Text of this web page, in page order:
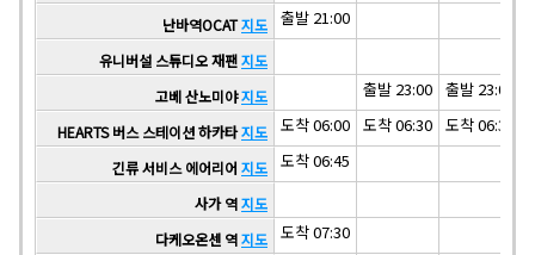
난바역OCAT지도 출발 21:00
유니버설 스튜디오 재팬지도
고베 산노미야지도 출발 23:00 출발 23:00
HEARTS 버스 스테이션 하카타지도 도착 06:00 도착 06:30 도착 06:30
긴류 서비스 에어리어 지도 도착 06:45
사가 역지도
다케오온센 역지도 도착 07:30